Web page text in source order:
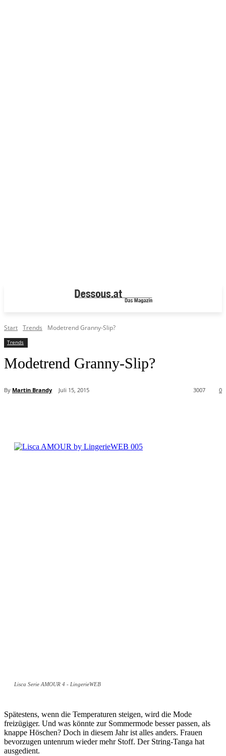
Start Trends Modetrend Granny-Slip?
Trends
Modetrend Granny-Slip?
By Martin Brandy Juli 15, 2015 0
3007
Lisca Serie AMOUR 4 - LingerieWEB
Spätestens, wenn die Temperaturen steigen, wird die Mode
freizügiger. Und was könnte zur Sommermode besser passen, als
knappe Höschen? Doch in diesem Jahr ist alles anders. Frauen
bevorzugen untenrum wieder mehr Stoff. Der String-Tanga hat
ausgedient.